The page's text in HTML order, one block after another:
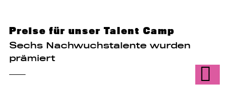
Preise für unser Talent Camp
Sechs Nachwuchstalente wurden
prämiert